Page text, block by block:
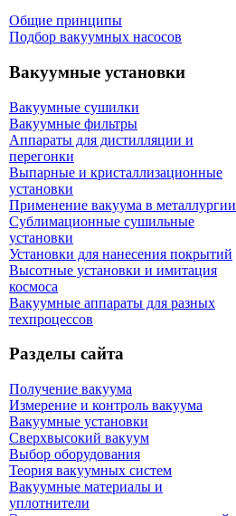
Общие принципы
Подбор вакуумных насосов
Вакуумные установки
Вакуумные сушилки
Вакуумные фильтры
Аппараты для дистилляции и
перегонки
Выпарные и кристаллизационные
установки
Применение вакуума в металлургии
Сублимационные сушильные
установки
Установки для нанесения покрытий
Высотные установки и имитация
космоса
Вакуумные аппараты для разных
техпроцессов
Разделы сайта
Получение вакуума
Измерение и контроль вакуума
Вакуумные установки
Сверхвысокий вакуум
Выбор оборудования
Теория вакуумных систем
Вакуумные материалы и
уплотнители